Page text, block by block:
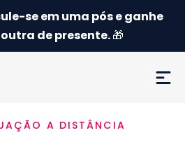
se em uma pós e ganhe
outra de presente.🎁
A DISTÂNCIA